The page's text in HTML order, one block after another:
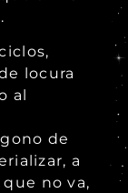
locura
al
de
a
no va,